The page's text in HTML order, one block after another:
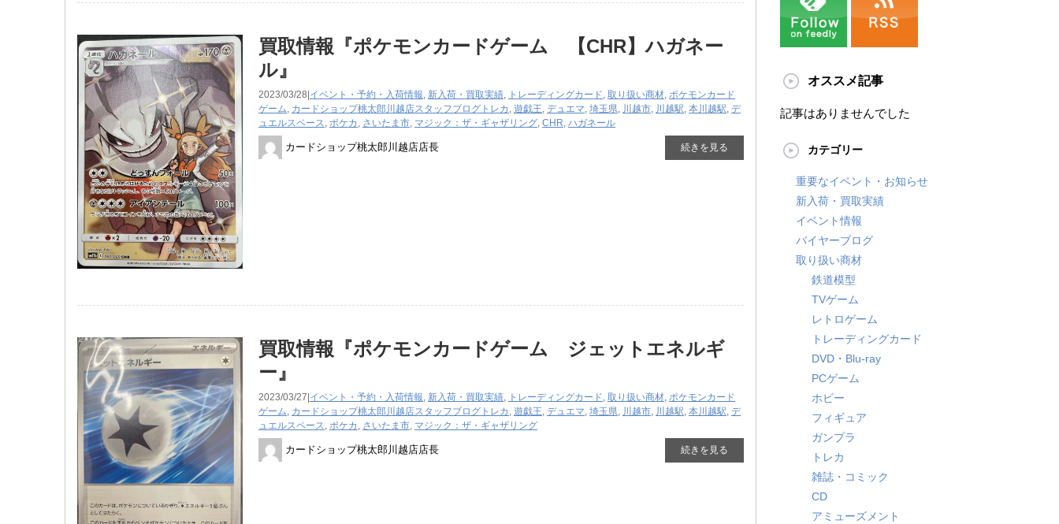
買取情報『ポケモンカードゲーム 【CHR】ハガネー
ル』
2023/03/28| イベント・予約・入荷情報, 新入荷・買取実績, トレーディングカード, 取り扱い商材, ポケモンカード
ゲーム, カードショップ桃太郎川越店スタッフブログ トレカ , 遊戯王, デュエマ, 埼玉県, 川越市, 川越駅, 本川越駅, デ
ュエルスペース, ポケカ , さいたま市, マジック：ザ・ギャザリング, CHR, ハガネール
カードショップ桃太郎川越店店長 続きを見る
買取情報『ポケモンカードゲーム ジェットエネルギ
ー』
2023/03/27|イベント・予約・入荷情報, 新入荷・買取実績, トレーディングカード, 取り扱い商材, ポケモンカード
ゲーム, カードショップ桃太郎川越店スタッフブログ トレカ , 遊戯王, デュエマ, 埼玉県, 川越市, 川越駅, 本川越駅, デ
ュエルスペース, ポケカ , さいたま市, マジック：ザ・ギャザリング
カードショップ桃太郎川越店店長 続きを見る
オススメ記事
記事はありませんでした
カテゴリー
重要なイベント・お知らせ
新入荷・買取実績
イベント情報
バイヤーブログ
取り扱い商材
鉄道模型
TVゲーム
レトロゲーム
トレーディングカード
DVD・Blu-ray
PCゲーム
ホビー
フィギュア
ガンプラ
トレカ
雑誌・コミック
CD
アミューズメント